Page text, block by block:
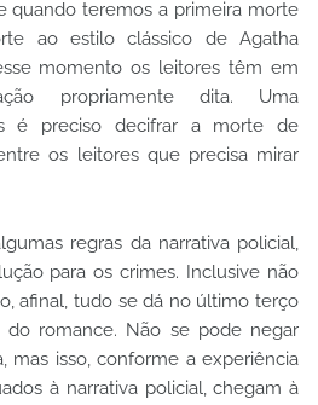
quando teremos a primeira morte
ao estilo clássico de Agatha
momento os leitores têm em
propriamente dita. Uma
é preciso decifrar a morte de
os leitores que precisa mirar
regras da narrativa policial,
para os crimes. Inclusive não
afinal, tudo se dá no último terço
romance. Não se pode negar
mas isso, conforme a experiência
à narrativa policial, chegam à